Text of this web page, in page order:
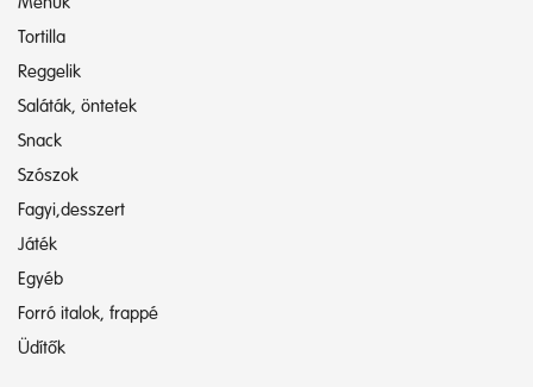
Tortilla
Reggelik
Saláták, öntetek
Snack
Szószok
Fagyi,desszert
Játék
Egyéb
Forró italok, frappé
Üdítők